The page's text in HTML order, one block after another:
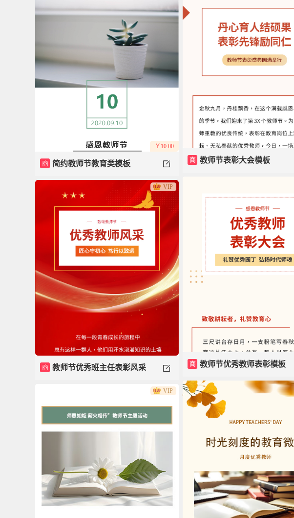
￥10.00
商 简约教师节教育类模板 商 教师节表彰大会模板
商 教师节优秀教师表彰模板
VIP
商 教师节优秀班主任表彰风采
VIP